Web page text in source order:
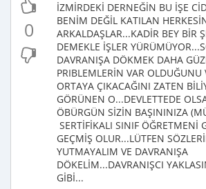
0
İZMİRDEKİ DERNEĞİN BU İŞE
BENİM DEĞİL KATILAN
ARKALDAŞLAR...KADİR BEY BİR
DEMEKLE İŞLER
DAVRANIŞA DÖKMEK DAHA
PRIBLEMLERİN VAR OLDUĞUNU
ORTAYA ÇIKACAĞINI ZATEN
GÖRÜNEN O...DEVLETTEDE
ÖBÜRGÜN SİZİN BAŞININIZA
SERTİFİKALI SINIF ÖĞRETMENİ
GEÇMİŞ OLUR...LÜTFEN
YUTMAYALIM VE DAVRANIŞA
DÖKELİM...DAVRANIŞCI
GİBİ...